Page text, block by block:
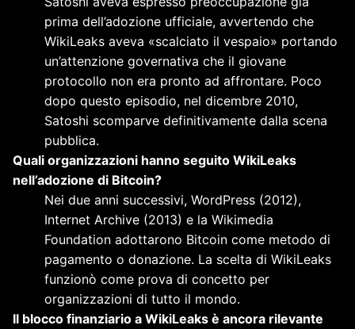
prima dell’adozione ufficiale, avvertendo che
WikiLeaks aveva «scalciato il vespaio» portando
un’attenzione governativa che il giovane
protocollo non era pronto ad affrontare. Poco
dopo questo episodio, nel dicembre 2010,
Satoshi scomparve definitivamente dalla scena
pubblica.
Quali organizzazioni hanno seguito WikiLeaks
nell’adozione di Bitcoin?
Nei due anni successivi, WordPress (2012),
Internet Archive (2013) e la Wikimedia
Foundation adottarono Bitcoin come metodo di
pagamento o donazione. La scelta di WikiLeaks
funzionò come prova di concetto per
organizzazioni di tutto il mondo.
Il blocco finanziario a WikiLeaks è ancora rilevante